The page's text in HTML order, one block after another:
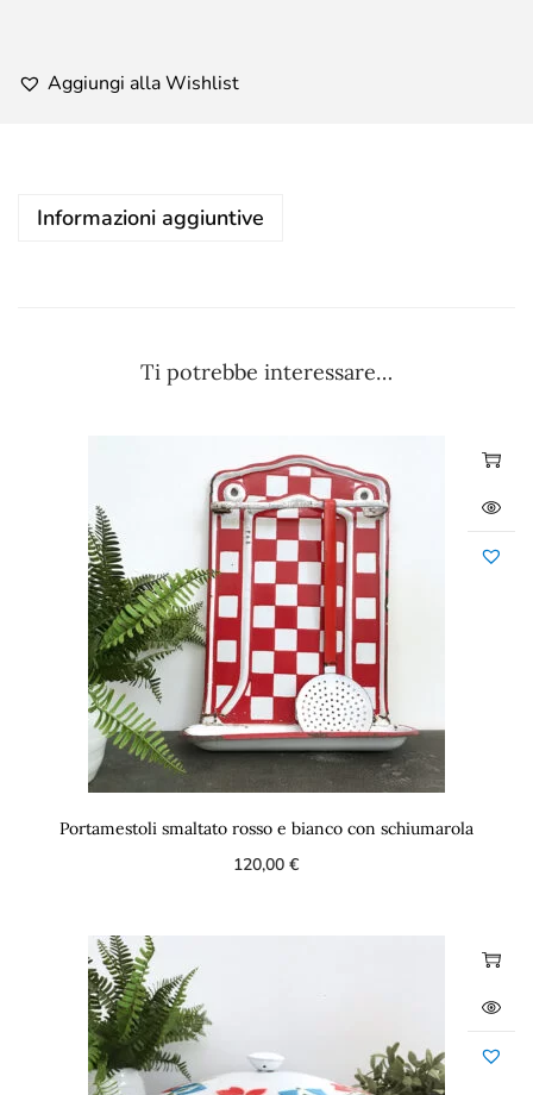
Aggiungi alla Wishlist
Informazioni aggiuntive
Ti potrebbe interessare…
Portamestoli smaltato rosso e bianco con schiumarola
120,00€